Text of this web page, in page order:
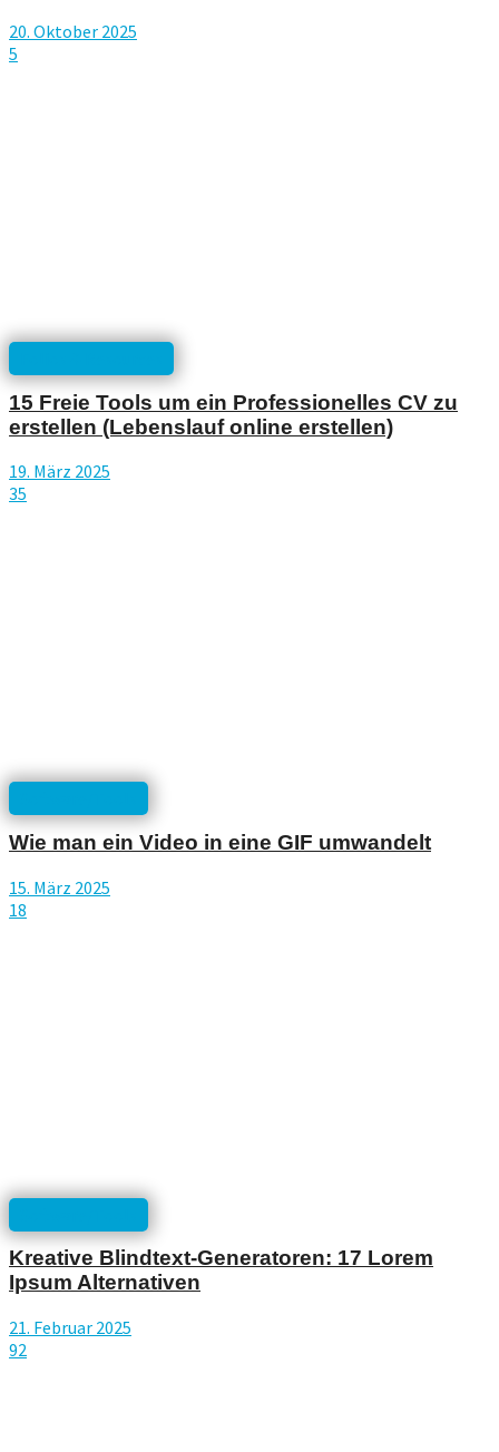
20. Oktober 2025
5
15 Freie Tools um ein Professionelles CV zu
erstellen (Lebenslauf online erstellen)
19. März 2025
35
Wie man ein Video in eine GIF umwandelt
15. März 2025
18
Kreative Blindtext-Generatoren: 17 Lorem
Ipsum Alternativen
21. Februar 2025
92